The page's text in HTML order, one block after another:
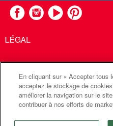
LÉGAL
United Methodist
Communications
En cliquant sur « Accepter tous
acceptez le stockage de
améliorer la navigation sur le
contribuer à nos efforts de